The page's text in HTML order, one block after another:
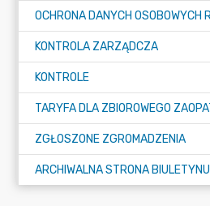
KONTROLA ZARZĄDCZA
KONTROLE
ZGŁOSZONE ZGROMADZENIA
ARCHIWALNA STRONA BIULETYNU